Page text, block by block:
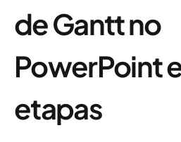
de Gantt no
PowerPoint
etapas